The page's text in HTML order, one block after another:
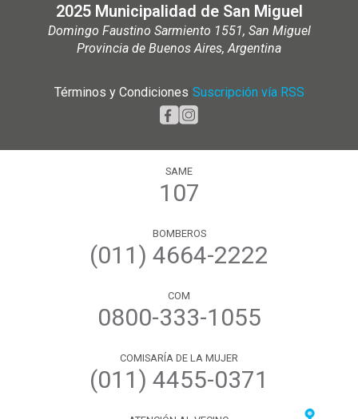
2025 Municipalidad de San Miguel
Domingo Faustino Sarmiento 1551, San Miguel
Provincia de Buenos Aires, Argentina
Términos y Condiciones Suscripción vía RSS
SAME
107
BOMBEROS
(011) 4664-2222
COM
0800-333-1055
COMISARÍA DE LA MUJER
(011) 4455-0371